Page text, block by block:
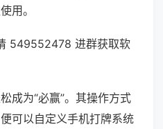
用。
549552478 进群获取软
成为“必赢”。其操作方式
可以自定义手机打牌系统